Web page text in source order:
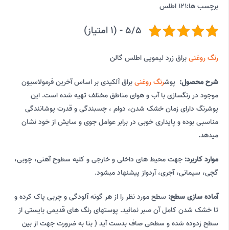
برچسب ها:121 اطلس
5/5 - (1 امتیاز)
رنگ روغنیبراق زرد لیمویی اطلس گالن
شرح محصول: پوشرنگ روغنیبراق آلکیدی بر اساس آخرین فرمولاسیون
موجود در رنگسازی با آب و هوای مناطق مختلف تهیه شده است. این
پوشرنگ دارای زمان خشک شدن، دوام ، چسبندگی و قدرت پوشانندگی
مناسبی بوده و پایداری خوبی در برابر عوامل جوی و سایش از خود نشان
میدهد.
موارد کاربرد: جهت محیط های داخلی و خارجی و کلیه سطوح آهنی، چوبی،
گچی، سیمانی، آجری، آردواز پیشنهاد میشود.
آماده سازی سطح: سطح مورد نظر را از هر گونه آلودگی و چربی پاک کرده و
تا خشک شدن کامل آن صبر نمائید. پوستهای رنگ های قدیمی بایستی از
سطح زدوده شده و سطحی صاف بدست آید ( بنا به ضرورت جهت از بین